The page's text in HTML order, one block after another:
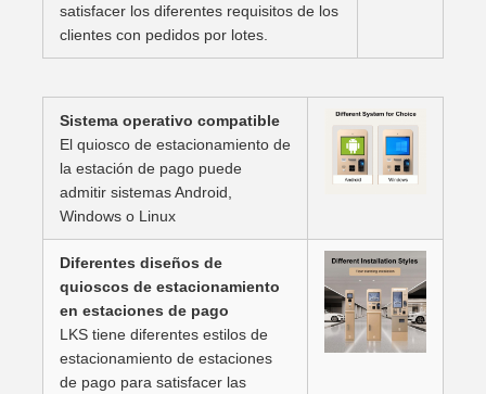
satisfacer los diferentes requisitos de los
clientes con pedidos por lotes.
Sistema operativo compatible
El quiosco de estacionamiento de
la estación de pago puede
admitir sistemas Android,
Windows o Linux
Diferentes diseños de
quioscos de estacionamiento
en estaciones de pago
LKS tiene diferentes estilos de
estacionamiento de estaciones
de pago para satisfacer las